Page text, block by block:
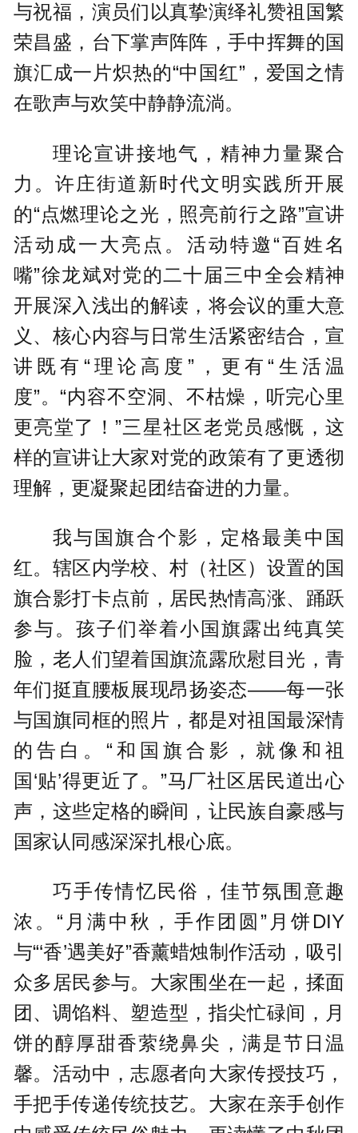
与祝福，演员们以真挚演绎礼赞祖国繁
荣昌盛，台下掌声阵阵，手中挥舞的国
旗汇成一片炽热的“中国红”，爱国之情
在歌声与欢笑中静静流淌。
理论宣讲接地气，精神力量聚合
力。许庄街道新时代文明实践所开展
的“点燃理论之光，照亮前行之路”宣讲
活动成一大亮点。活动特邀“百姓名
嘴”徐龙斌对党的二十届三中全会精神
开展深入浅出的解读，将会议的重大意
义、核心内容与日常生活紧密结合，宣
讲既有“理论高度”，更有“生活温
度”。“内容不空洞、不枯燥，听完心里
更亮堂了！”三星社区老党员感慨，这
样的宣讲让大家对党的政策有了更透彻
理解，更凝聚起团结奋进的力量。
我与国旗合个影，定格最美中国
红。辖区内学校、村（社区）设置的国
旗合影打卡点前，居民热情高涨、踊跃
参与。孩子们举着小国旗露出纯真笑
脸，老人们望着国旗流露欣慰目光，青
年们挺直腰板展现昂扬姿态——每一张
与国旗同框的照片，都是对祖国最深情
的告白。“和国旗合影，就像和祖
国‘贴’得更近了。”马厂社区居民道出心
声，这些定格的瞬间，让民族自豪感与
国家认同感深深扎根心底。
巧手传情忆民俗，佳节氛围意趣
浓。“月满中秋，手作团圆”月饼DIY
与“‘香’遇美好”香薰蜡烛制作活动，吸引
众多居民参与。大家围坐在一起，揉面
团、调馅料、塑造型，指尖忙碌间，月
饼的醇厚甜香萦绕鼻尖，满是节日温
馨。活动中，志愿者向大家传授技巧，
手把手传递传统技艺。大家在亲手创作